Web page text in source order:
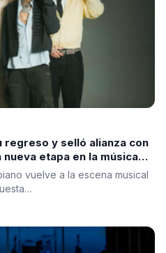
regreso y selló alianza con
etapa en la música
vuelve a la escena musical